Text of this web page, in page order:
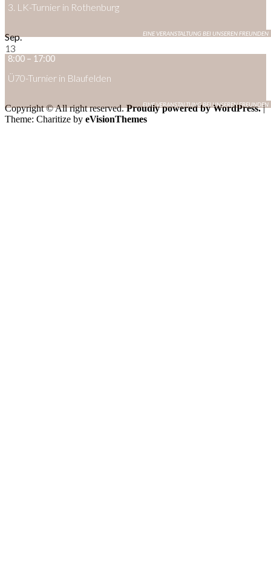
3. LK-Turnier in Rothenburg
Sep.
13
8:00 – 17:00
Ü70-Turnier in Blaufelden
Copyright © All right reserved.Proudly powered by WordPress. |
Theme: Charitize by eVisionThemes